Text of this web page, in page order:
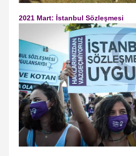
2021 Mart: İstanbul Sözleşmesi